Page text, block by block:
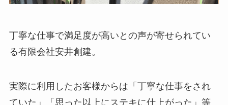
丁寧な仕事で満足度が高いとの声が寄せられてい
る有限会社安井創建。
実際に利用したお客様からは「丁寧な仕事をされ
ていた」「思った以上にステキに仕上がった」等